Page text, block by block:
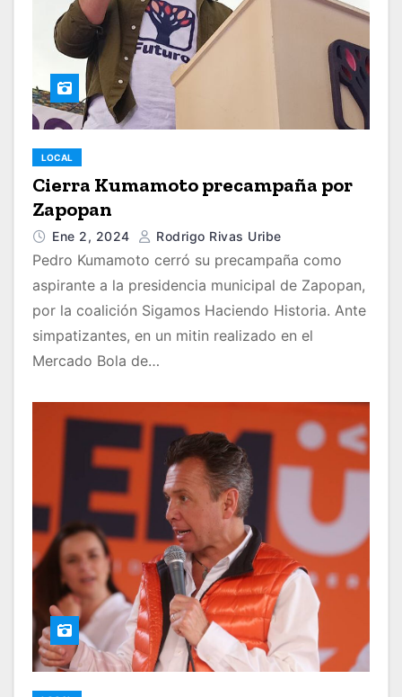
LOCAL
Cierra Kumamoto precampaña por
Zapopan
Ene 2, 2024 Rodrigo Rivas Uribe
Pedro Kumamoto cerró su precampaña como
aspirante a la presidencia municipal de Zapopan,
por la coalición Sigamos Haciendo Historia. Ante
simpatizantes, en un mitin realizado en el
Mercado Bola de…